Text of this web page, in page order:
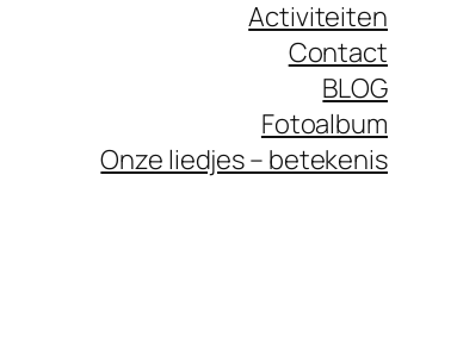
Activiteiten
Contact
BLOG
Fotoalbum
Onze liedjes – betekenis